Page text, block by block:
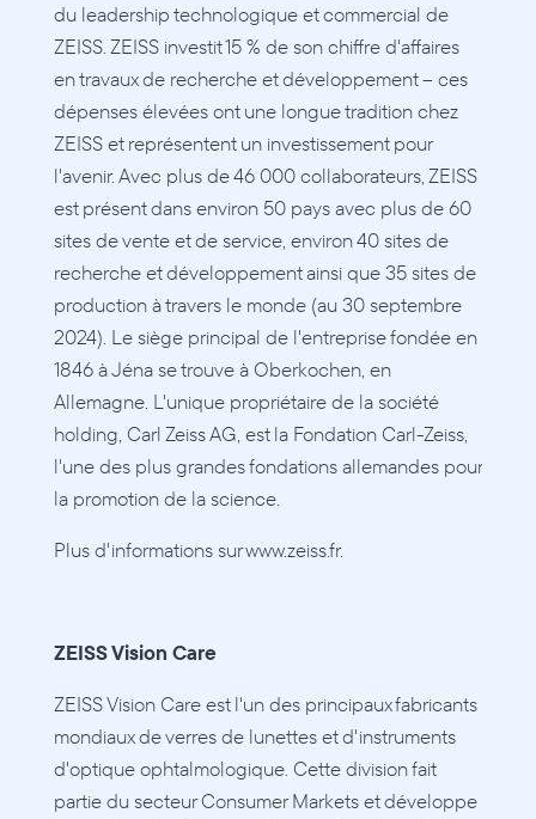
du leadership technologique et commercial de
ZEISS. ZEISS investit 15 % de son chiffre d'affaires
en travaux de recherche et développement – ces
dépenses élevées ont une longue tradition chez
ZEISS et représentent un investissement pour
l'avenir. Avec plus de 46 000 collaborateurs, ZEISS
est présent dans environ 50 pays avec plus de 60
sites de vente et de service, environ 40 sites de
recherche et développement ainsi que 35 sites de
production à travers le monde (au 30 septembre
2024). Le siège principal de l'entreprise fondée en
1846 à Jéna se trouve à Oberkochen, en
Allemagne. L'unique propriétaire de la société
holding, Carl Zeiss AG, est la Fondation Carl-Zeiss,
l'une des plus grandes fondations allemandes pour
la promotion de la science.
Plus d'informations sur www.zeiss.fr.
ZEISS Vision Care
ZEISS Vision Care est l'un des principaux fabricants
mondiaux de verres de lunettes et d'instruments
d'optique ophtalmologique. Cette division fait
partie du secteur Consumer Markets et développe